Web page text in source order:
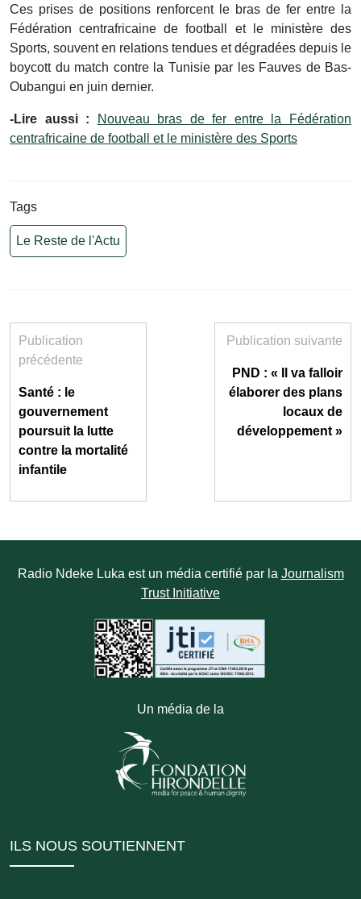
Ces prises de positions renforcent le bras de fer entre la
Fédération centrafricaine de football et le ministère des
Sports, souvent en relations tendues et dégradées depuis le
boycott du match contre la Tunisie par les Fauves de Bas-
Oubangui en juin dernier.
-Lire aussi :
Nouveau bras de fer entre la Fédération
centrafricaine de football et le ministère des Sports
Tags
Le Reste de l'Actu
Publication
précédente
Santé : le
gouvernement
poursuit la lutte
contre la mortalité
infantile
Publication suivante
PND : « Il va falloir
élaborer des plans
locaux de
développement »
Radio Ndeke Luka est un média certifié par la Journalism
Trust Initiative
Un média de la
ILS NOUS SOUTIENNENT